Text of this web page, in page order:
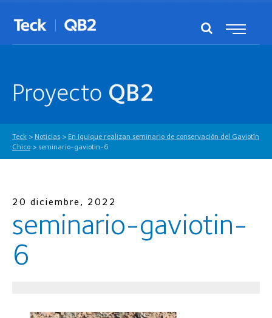
Proyecto QB2
Teck > Noticias > En Iquique realizan seminario de conservación del Gaviotín
Chico > seminario-gaviotin-6
20 diciembre, 2022
seminario-gaviotin-
6